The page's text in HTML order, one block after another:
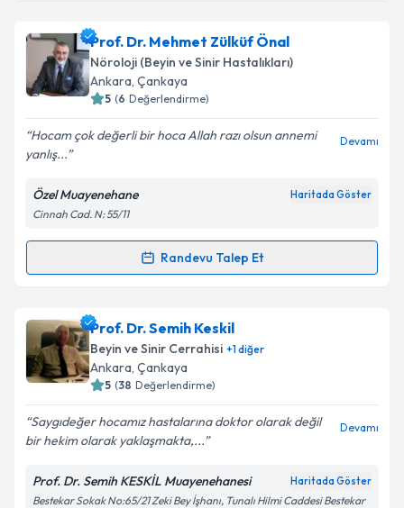
Dr. Dostali Aliyeviçin randevu takvimi talebi
oluşturun. Size bu uzmandan randevu almanız için bir
takvim hazırlandığında e-posta ile bilgilendireceğiz.
Kişisel verilerimin işlenmesine ilişkin
Aydınlatma
Metni'ni okudum ve kişisel verilerimin belirtilen
kapsamda işlenmesini kabul ediyorum.
Prof. Dr. Mehmet Zülküf Önal
Nöroloji (Beyin ve Sinir Hastalıkları)
Ankara, Çankaya
5 (6 Değerlendirme)
Hocam çok değerli bir hoca Allah razı olsun annemi
yanlış...
Devamı
Özel Muayenehane Haritada Göster
Cinnah Cad. N: 55/11
Randevu Talep Et
Randevu Takvimi Talebi
Prof. Dr. Mehmet Zülküf Önal
talebi oluşturun. Size bu uzmandan randevu almanız
için bir takvim hazırlandığında e-posta ile
bilgilendireceğiz.
E-posta Adresiniz
Prof. Dr. Semih Keskil
Beyin ve Sinir Cerrahisi +1diğer
Ankara, Çankaya
5 (38 Değerlendirme)
Saygıdeğer hocamız hastalarına doktor olarak değil
bir hekim olarak yaklaşmakta,...
Devamı
Prof. Dr. Semih KESKİL Muayenehanesi Haritada Göster
Bestekar Sokak No:65/21 Zeki Bey İşhanı, Tunalı Hilmi Caddesi Bestekar